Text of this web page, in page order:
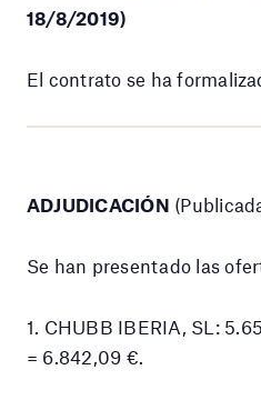
18/8/2019)
El contrato se ha
ADJUDICACIÓN
Se han presentado las
1. CHUBB IBERIA, SL:
= 6.842,09 €.